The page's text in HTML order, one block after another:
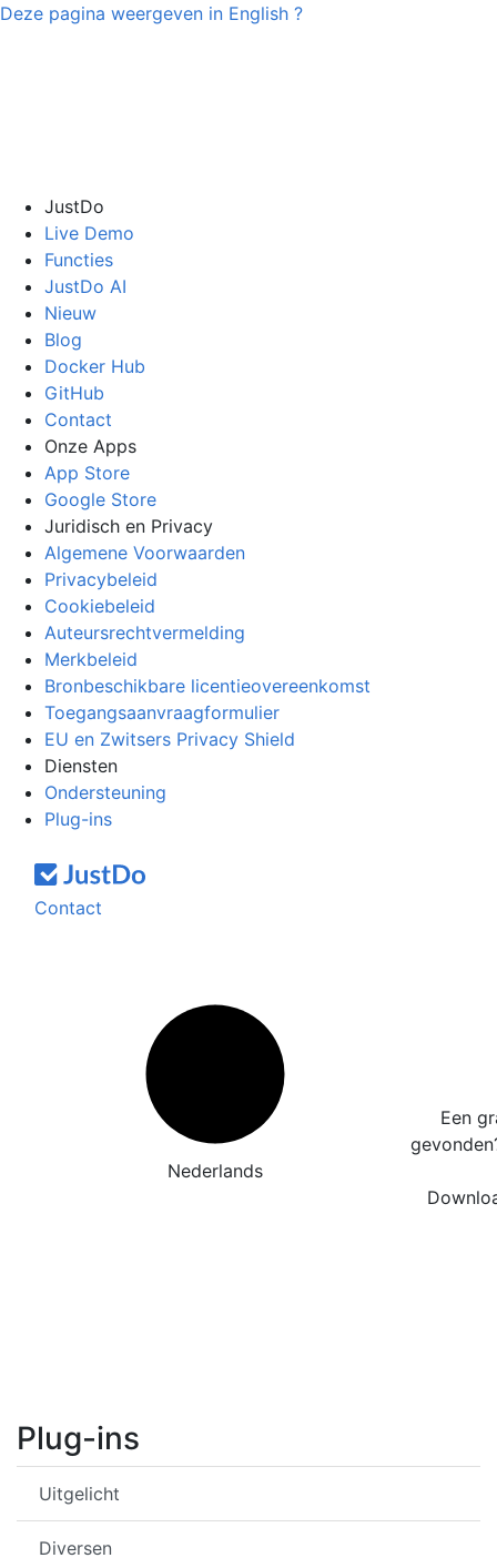
Deze pagina weergeven in English ?
JustDo
Live Demo
Functies
JustDo AI
Nieuw
Blog
Docker Hub
GitHub
Contact
Onze Apps
App Store
Google Store
Juridisch en Privacy
Algemene Voorwaarden
Privacybeleid
Cookiebeleid
Auteursrechtvermelding
Merkbeleid
Bronbeschikbare licentieovereenkomst
Toegangsaanvraagformulier
EU en Zwitsers Privacy Shield
Diensten
Ondersteuning
Plug-ins
Contact
Nederlands
Een
Plug-ins
Uitgelicht
Diversen